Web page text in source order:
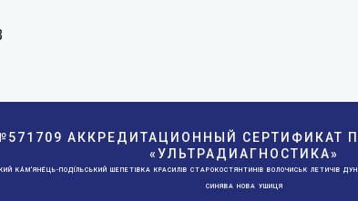
АККРЕДИТАЦИОННЫЙ СЕРТИФИКАТ
«УЛЬТРАДИАГНОСТИКА»
ПОДІ́ЛЬСЬКИЙ ШЕПЕТІВКА КРАСИЛІВ СТАРОКОСТЯНТИНІВ ВОЛОЧИСЬК ЛЕТИЧІВ
СИНЯВА НОВА УШИЦЯ